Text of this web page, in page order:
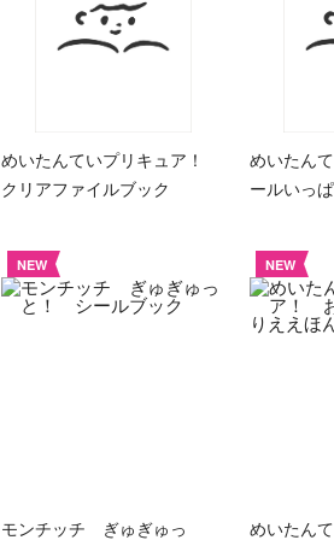
めいたんていプリキュア！
クリアファイルブック
めいたん
ールいっ
NEW
モンチッチ ぎゅぎゅっ
NEW
めいたん